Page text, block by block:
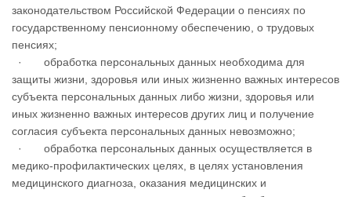
законодательством Российской Федерации о пенсиях по
государственному пенсионному обеспечению, о трудовых
пенсиях;
· обработка персональных данных необходима для
защиты жизни, здоровья или иных жизненно важных интересов
субъекта персональных данных либо жизни, здоровья или
иных жизненно важных интересов других лиц и получение
согласия субъекта персональных данных невозможно;
· обработка персональных данных осуществляется в
медико-профилактических целях, в целях установления
медицинского диагноза, оказания медицинских и